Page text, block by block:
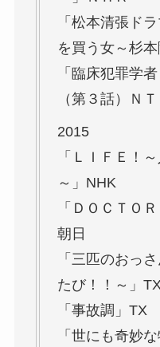
「松本清張ド
を買う女～杉
「臨床犯罪学
（第３話）ＮＴ
2015
「ＬＩＦＥ！
～」NHK
「ＤＯＣＴＯ
朝日
「三匹のおっ
たび！！～」TX
「事故調」TX
「世にも奇妙